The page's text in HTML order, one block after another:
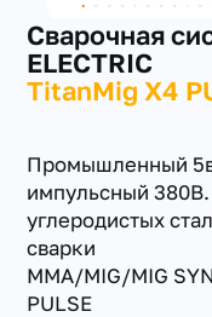
Cварочная
ELECTRIC
TitanMig X4
Промышленный
импульсный
углеродистых
сварки
MMA/MIG/MIG
PULSE